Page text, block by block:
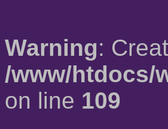
Warning:
/www/htdocs/
on line 109